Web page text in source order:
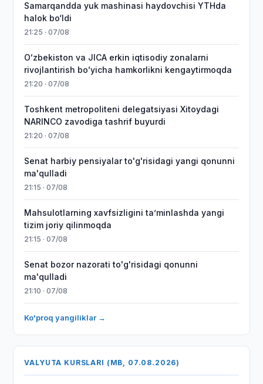
Samarqandda yuk mashinasi haydovchisi YTHda
halok bo‘ldi
21:25 · 07/08
Oʻzbekiston va JICA erkin iqtisodiy zonalarni
rivojlantirish boʻyicha hamkorlikni kengaytirmoqda
21:20 · 07/08
Toshkent metropoliteni delegatsiyasi Xitoydagi
NARINCO zavodiga tashrif buyurdi
21:20 · 07/08
Senat harbiy pensiyalar to'g'risidagi yangi qonunni
ma'qulladi
21:15 · 07/08
Mahsulotlarning xavfsizligini taʼminlashda yangi
tizim joriy qilinmoqda
21:15 · 07/08
Senat bozor nazorati to'g'risidagi qonunni
ma'qulladi
21:10 · 07/08
Ko'proq yangiliklar →
VALYUTA KURSLARI (MB, 07.08.2026)